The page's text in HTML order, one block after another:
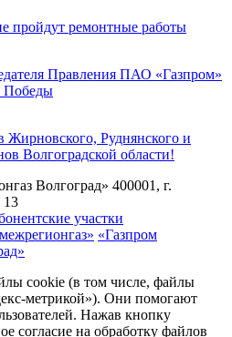
пройдут ремонтные работы
Правления ПАО «Газпром»
Победы
Руднянского и
Волгоградской области!
Волгоград» 400001, г.
13
участки
«Газпром
cookie (в том числе, файлы
метрикой»). Они помогают
Нажав кнопку
согласие на обработку файлов